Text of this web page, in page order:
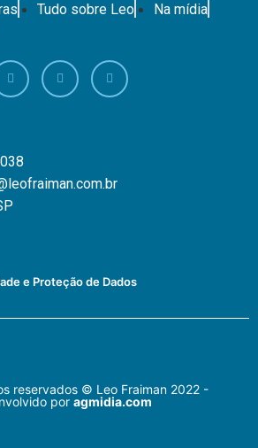
Tudo sobre Leo
Na mídia
e Proteção de Dados
reservados © Leo Fraiman 2022 -
por agmidia.com